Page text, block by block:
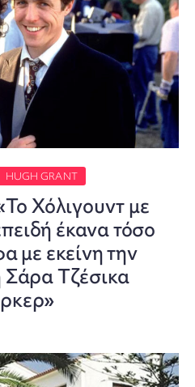
HUGH GRANT
Χόλιγουντ με
έκανα τόσο
με εκείνη την
Σάρα Τζέσικα